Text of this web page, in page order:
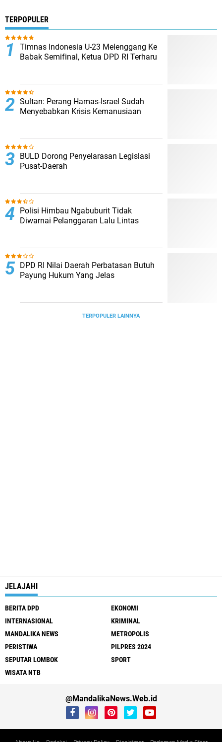
TERPOPULER
Timnas Indonesia U-23 Melenggang Ke
Babak Semifinal, Ketua DPD RI Terharu
Sultan: Perang Hamas-Israel Sudah
Menyebabkan Krisis Kemanusiaan
BULD Dorong Penyelarasan Legislasi
Pusat-Daerah
Polisi Himbau Ngabuburit Tidak
Diwarnai Pelanggaran Lalu Lintas
DPD RI Nilai Daerah Perbatasan Butuh
Payung Hukum Yang Jelas
TERPOPULER LAINNYA
JELAJAHI
@MandalikaNews.Web.id